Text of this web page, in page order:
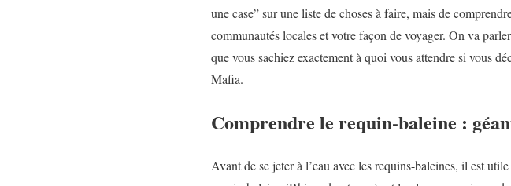
une case” sur une liste de choses à faire, mais de
communautés locales et votre façon de voyager. On va
que vous sachiez exactement à quoi vous attendre si vous
Mafia.
Comprendre le requin-baleine :
Avant de se jeter à l’eau avec les requins-baleines, il est